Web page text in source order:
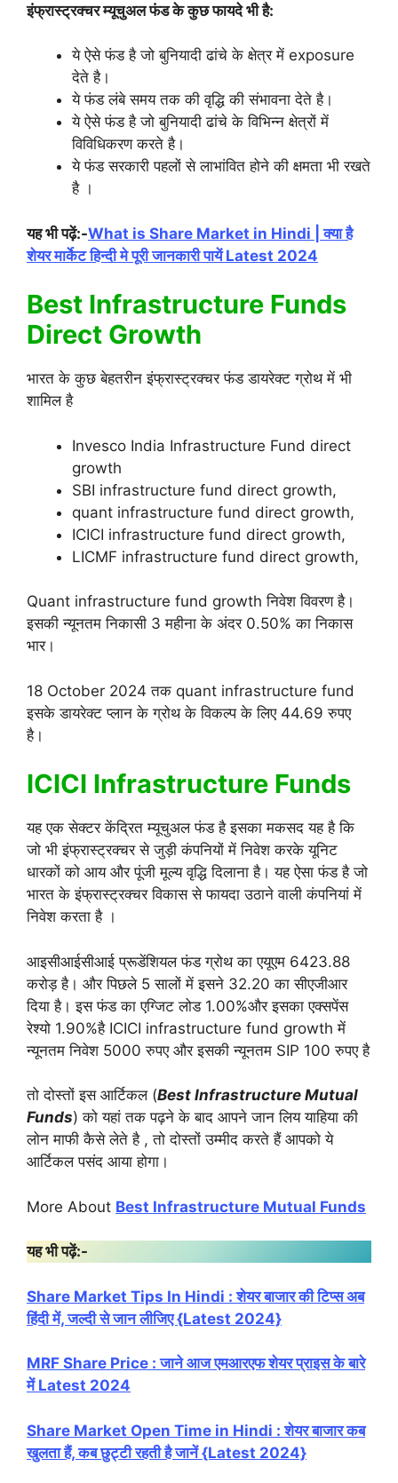
इंफ्रास्ट्रक्चर म्यूचुअल फंड के कुछ फायदे भी है:
ये ऐसे फंड है जो बुनियादी ढांचे के क्षेत्र में exposure
देते है।
ये फंड लंबे समय तक की वृद्धि की संभावना देते है।
ये ऐसे फंड है जो बुनियादी ढांचे के विभिन्न क्षेत्रों में
विविधिकरण करते है।
ये फंड सरकारी पहलों से लाभांवित होने की क्षमता भी रखते
है ।
यह भी पढ़ें:-What is Share Market in Hindi | क्या है
शेयर मार्केट हिन्दी मे पूरी जानकारी पायें Latest 2024
Best Infrastructure Funds
Direct Growth
भारत के कुछ बेहतरीन इंफ्रास्ट्रक्चर फंड डायरेक्ट ग्रोथ में भी
शामिल है
Invesco India Infrastructure Fund direct
growth
SBI infrastructure fund direct growth,
quant infrastructure fund direct growth,
ICICI infrastructure fund direct growth,
LICMF infrastructure fund direct growth,
Quant infrastructure fund growth निवेश विवरण है।
इसकी न्यूनतम निकासी 3 महीना के अंदर 0.50% का निकास
भार।
18 October 2024 तक quant infrastructure fund
इसके डायरेक्ट प्लान के ग्रोथ के विकल्प के लिए 44.69 रुपए
है।
ICICI Infrastructure Funds
यह एक सेक्टर केंद्रित म्यूचुअल फंड है इसका मकसद यह है कि
जो भी इंफ्रास्ट्रक्चर से जुड़ी कंपनियों में निवेश करके यूनिट
धारकों को आय और पूंजी मूल्य वृद्धि दिलाना है। यह ऐसा फंड है जो
भारत के इंफ्रास्ट्रक्चर विकास से फायदा उठाने वाली कंपनियां में
निवेश करता है ।
आइसीआईसीआई प्रूडेंशियल फंड ग्रोथ का एयूएम 6423.88
करोड़ है। और पिछले 5 सालों में इसने 32.20 का सीएजीआर
दिया है। इस फंड का एग्जिट लोड 1.00%और इसका एक्सपेंस
रेश्यो 1.90%है ICICI infrastructure fund growth में
न्यूनतम निवेश 5000 रुपए और इसकी न्यूनतम SIP 100 रुपए है
तो दोस्तों इस आर्टिकल (Best Infrastructure Mutual
Funds) को यहां तक पढ़ने के बाद आपने जान लिय याहिया की
लोन माफी कैसे लेते है , तो दोस्तों उम्मीद करते हैं आपको ये
आर्टिकल पसंद आया होगा।
More About Best Infrastructure Mutual Funds
यह भी पढ़ें:-
Share Market Tips In Hindi : शेयर बाजार की टिप्स अब
हिंदी में, जल्दी से जान लीजिए {Latest 2024}
MRF Share Price : जाने आज एमआरएफ शेयर प्राइस के बारे
में Latest 2024
Share Market Open Time in Hindi : शेयर बाजार कब
खुलता हैं, कब छुट्टी रहती है जानें {Latest 2024}